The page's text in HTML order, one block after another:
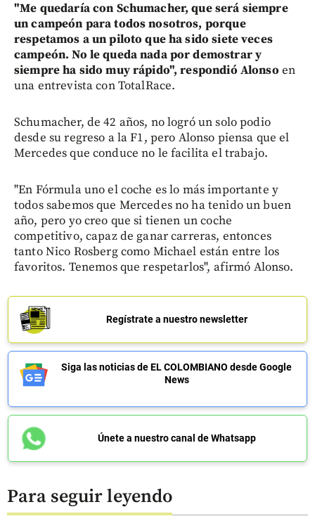
"Me quedaría con Schumacher, que será siempre
un campeón para todos nosotros, porque
respetamos a un piloto que ha sido siete veces
campeón. No le queda nada por demostrar y
siempre ha sido muy rápido", respondió Alonso en
una entrevista con TotalRace.
Schumacher, de 42 años, no logró un solo podio
desde su regreso a la F1, pero Alonso piensa que el
Mercedes que conduce no le facilita el trabajo.
"En Fórmula uno el coche es lo más importante y
todos sabemos que Mercedes no ha tenido un buen
año, pero yo creo que si tienen un coche
competitivo, capaz de ganar carreras, entonces
tanto Nico Rosberg como Michael están entre los
favoritos. Tenemos que respetarlos", afirmó Alonso.
Regístrate a nuestro newsletter
Siga las noticias de EL COLOMBIANO desde Google
News
Únete a nuestro canal de Whatsapp
Para seguir leyendo